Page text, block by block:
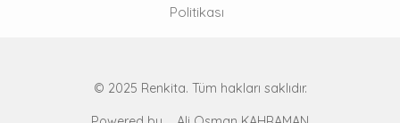
Politikası
© 2025 Renkita. Tüm hakları saklıdır.